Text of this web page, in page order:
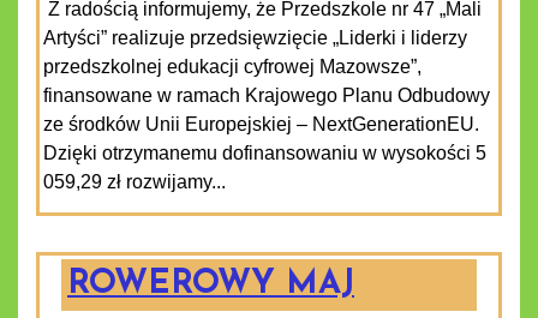
Z radością informujemy, że Przedszkole nr 47 „Mali
Artyści” realizuje przedsięwzięcie „Liderki i liderzy
przedszkolnej edukacji cyfrowej Mazowsze”,
finansowane w ramach Krajowego Planu Odbudowy
ze środków Unii Europejskiej – NextGenerationEU.
Dzięki otrzymanemu dofinansowaniu w wysokości 5
059,29 zł rozwijamy...
ROWEROWY MAJ